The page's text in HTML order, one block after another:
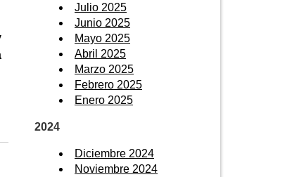
Julio 2025
Junio 2025
Mayo 2025
Abril 2025
Marzo 2025
Febrero 2025
Enero 2025
2024
Diciembre 2024
Noviembre 2024